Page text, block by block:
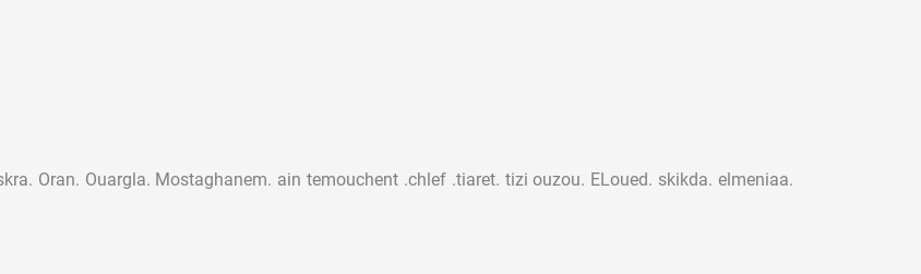
Oran. Ouargla. Mostaghanem. ain temouchent .chlef .tiaret. tizi ouzou. ELoued. skikda. elmeniaa.